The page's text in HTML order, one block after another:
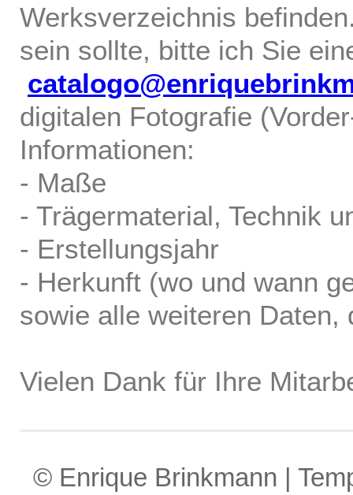
Werksverzeichnis
sein sollte, bitte ich Sie
digitalen Fotografie
Informationen:
- Maße
- Trägermaterial, Technik
- Erstellungsjahr
- Herkunft (wo und wann
sowie alle weiteren
Vielen Dank für Ihre
© Enrique Brinkmann |